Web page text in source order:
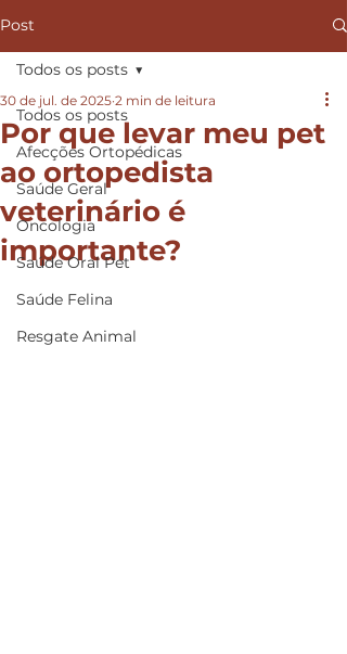
Post
Todos os posts
Afecções Ortopédicas
Saúde Geral
Oncologia
Saúde Oral Pet
Saúde Felina
Resgate Animal
Todos os posts
Por que levar meu pet
ao ortopedista
veterinário é
importante?
30 de jul. de 2025 2 min de leitura